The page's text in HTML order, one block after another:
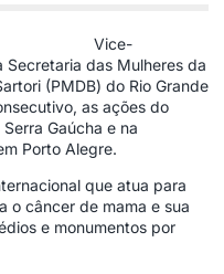
Vice-
das Mulheres da
(PMDB) do Rio Grande
as ações do
Gaúcha e na
Porto Alegre.
que atua para
o câncer de mama e sua
e monumentos por